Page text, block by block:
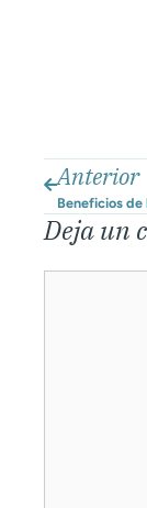
Anterior
Deja un